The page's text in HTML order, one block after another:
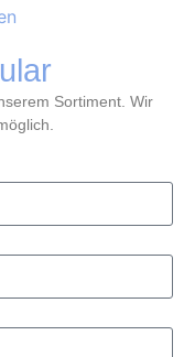
Sortiment. Wir